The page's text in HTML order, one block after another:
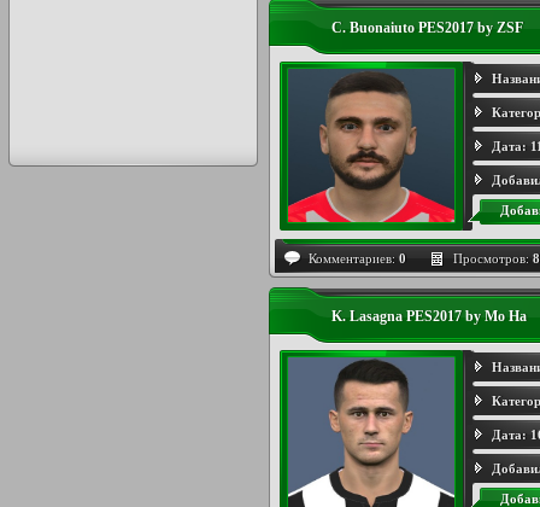
C. Buonaiuto PES2017 by ZSF
Дата:
Комментариев: 0 Просмотров:
K. Lasagna PES2017 by Mo Ha
Дата: